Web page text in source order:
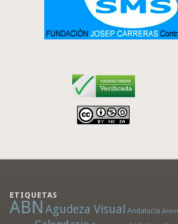
ETIQUETAS
ABN Agudeza Visual Andalucía